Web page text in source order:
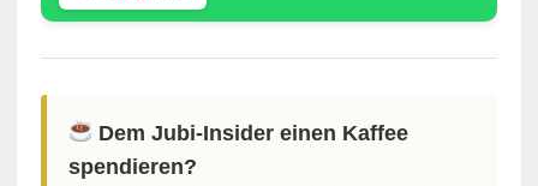
Dem Jubi-Insider einen Kaffee
spendieren?